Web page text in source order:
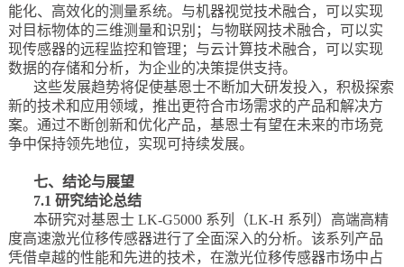
能化、高效化的测量系统。与机器视觉技术融合，可以实现
对目标物体的三维测量和识别；与物联网技术融合，可以实
现传感器的远程监控和管理；与云计算技术融合，可以实现
数据的存储和分析，为企业的决策提供支持。
这些发展趋势将促使基恩士不断加大研发投入，积极探索
新的技术和应用领域，推出更符合市场需求的产品和解决方
案。通过不断创新和优化产品，基恩士有望在未来的市场竞
争中保持领先地位，实现可持续发展。
七、结论与展望
7.1 研究结论总结
本研究对基恩士 LK-G5000 系列（LK-H 系列）高端高精
度高速激光位移传感器进行了全面深入的分析。该系列产品
凭借卓越的性能和先进的技术，在激光位移传感器市场中占